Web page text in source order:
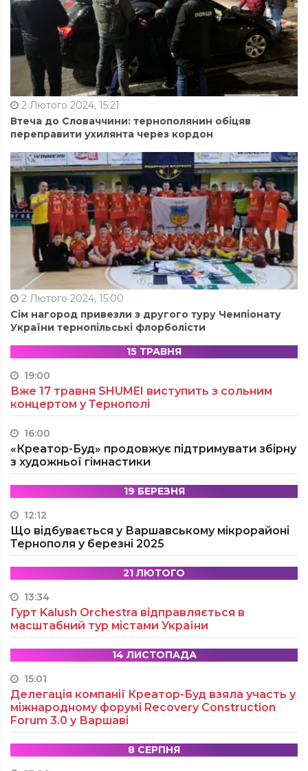
2 Лютого 2024, 15:21
Втеча до Словаччини: тернополянин обіцяв
переправити ухилянта через кордон
2 Лютого 2024, 15:00
Сім нагород привезли з другого туру Чемпіонату
України тернопільські флорболісти
15 ТРАВНЯ
19:00
Вже 17 травня SHUMEI виступить з сольним
концертом у Тернополі
16:00
«Креатор-Буд» продовжує підтримувати збірну
з художньої гімнастики
19 БЕРЕЗНЯ
12:12
Що відбувається у Варшавському мікрорайоні
Тернополя у березні 2025
21 ЛЮТОГО
13:34
Гурт Kalush Orchestra відправляється в
масштабний тур містами України
14 ЛИСТОПАДА
15:01
Делегація компанії Креатор-Буд взяла участь у
міжнародному форумі Recovery Construction
Forum 3.0 у Варшаві
8 СЕРПНЯ